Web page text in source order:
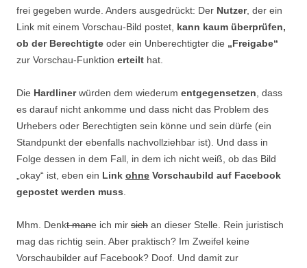
frei gegeben wurde. Anders ausgedrückt: Der Nutzer, der ein
Link mit einem Vorschau-Bild postet, kann kaum überprüfen,
ob der Berechtigte oder ein Unberechtigter die „Freigabe“
zur Vorschau-Funktion erteilt hat.
Die Hardlinerwürden dem wiederum entgegensetzen , dass
es darauf nicht ankomme und dass nicht das Problem des
Urhebers oder Berechtigten sein könne und sein dürfe (ein
Standpunkt der ebenfalls nachvollziehbar ist). Und dass in
Folge dessen in dem Fall, in dem ich nicht weiß, ob das Bild
„okay“ ist, eben ein Link ohne Vorschaubild auf Facebook
gepostet werden muss
Mhm. Denkt mane ich mir sich an dieser Stelle. Rein juristisch
mag das richtig sein. Aber praktisch? Im Zweifel keine
Vorschaubilder auf Facebook? Doof. Und damit zur